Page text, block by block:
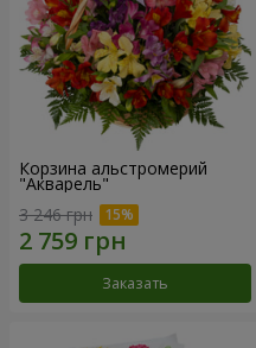
Корзина альстромерий
"Акварель"
3 246 грн
Заказать